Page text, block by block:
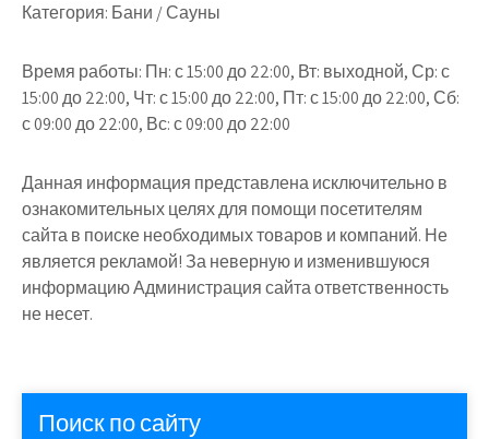
Категория: Бани / Сауны
Время работы: Пн: с 15:00 до 22:00, Вт: выходной, Ср: с
15:00 до 22:00, Чт: с 15:00 до 22:00, Пт: с 15:00 до 22:00, Сб:
с 09:00 до 22:00, Вс: с 09:00 до 22:00
Данная информация представлена исключительно в
ознакомительных целях для помощи посетителям
сайта в поиске необходимых товаров и компаний. Не
является рекламой! За неверную и изменившуюся
информацию Администрация сайта ответственность
не несет.
Поиск по сайту